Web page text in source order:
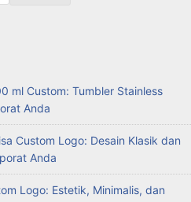
ml Custom: Tumbler Stainless
Anda
Custom Logo: Desain Klasik dan
Anda
Logo: Estetik, Minimalis, dan